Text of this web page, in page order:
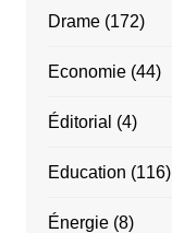
Drame(172)
Economie(44)
Éditorial (4)
Education (116)
Énergie(8)